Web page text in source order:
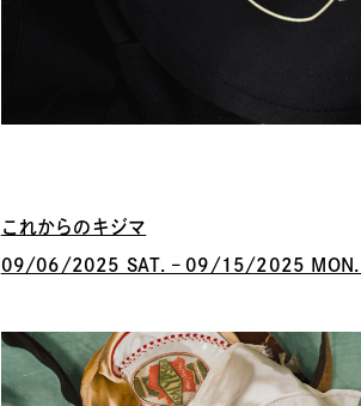
これからのキジマ
09/06/2025 SAT. – 09/15/2025